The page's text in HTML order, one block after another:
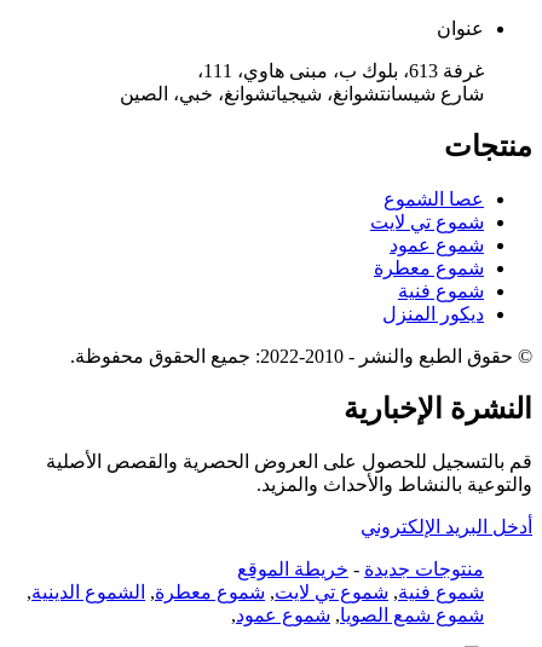
عنوان
غرفة 613، بلوك ب، مبنى هاوي، 111،
شارع شيسانتشوانغ، شيجياتشوانغ، خبي، الصين
منتجات
عصا الشموع
شموع تي لايت
شموع عمود
شموع معطرة
شموع فنية
ديكور المنزل
© حقوق الطبع والنشر - 2010-2022: جميع الحقوق محفوظة.
النشرة الإخبارية
قم بالتسجيل للحصول على العروض الحصرية والقصص الأصلية
والتوعية بالنشاط والأحداث والمزيد.
أدخل البريد الإلكتروني
منتوجات جديدة - خريطة الموقع
شموع فنية, شموع تي لايت, شموع معطرة, الشموع الدينية,
شموع شمع الصويا, شموع عمود,